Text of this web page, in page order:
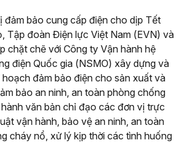
đảm bảo cung cấp điện cho dịp Tết
Tập đoàn Điện lực Việt Nam (EVN) và
chặt chẽ với Công ty Vận hành hệ
điện Quốc gia (NSMO) xây dựng và
đảm bảo điện cho sản xuất và
bảo an ninh, an toàn phòng chống
văn bản chỉ đạo các đơn vị trực
vận hành, bảo vệ an ninh, an toàn
cháy nổ, xử lý kịp thời các tình huống